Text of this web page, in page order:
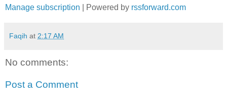
Manage subscription | Powered by rssforward.com
Faqih at 2:17 AM
No comments:
Post a Comment